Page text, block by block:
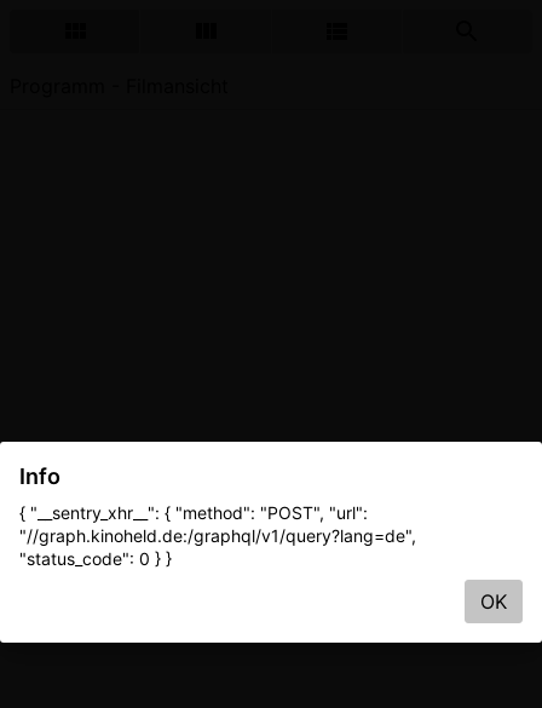
Info
{ "__sentry_xhr__": { "method": "POST", "url":
"//graph.kinoheld.de:/graphql/v1/query?lang=de",
"status_code": 0 } }
OK